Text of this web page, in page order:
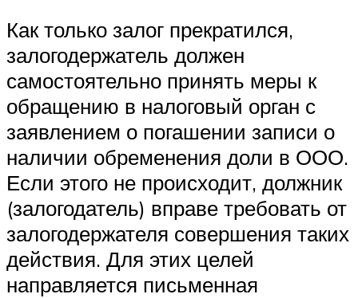
Как только залог прекратился,
залогодержатель должен
самостоятельно принять меры к
обращению в налоговый орган с
заявлением о погашении записи о
наличии обременения доли в ООО.
Если этого не происходит, должник
(залогодатель) вправе требовать от
залогодержателя совершения таких
действия. Для этих целей
направляется письменная